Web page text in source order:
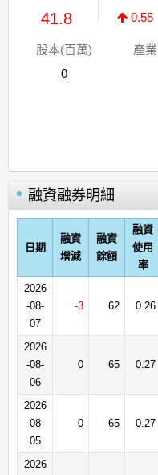
41.8
0.55
股本(百萬)
0
產業
融資融券明細
日期
融資
增減
融資
餘額
融資
使用
率
2026
-08-
07
-3 62 0.26
2026
-08-
06
0 65 0.27
2026
-08-
05
0 65 0.27
2026